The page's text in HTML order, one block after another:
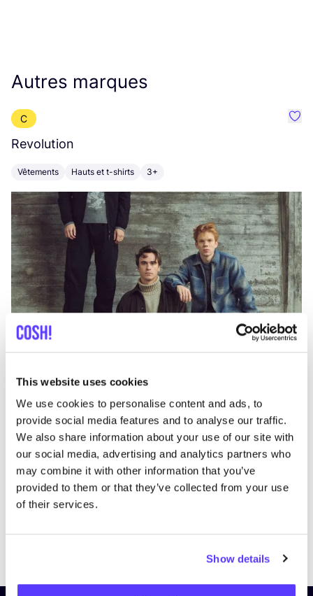
This website uses cookies
We use cookies to personalise content and ads, to
provide social media features and to analyse our traffic.
We also share information about your use of our site with
our social media, advertising and analytics partners who
may combine it with other information that you’ve
provided to them or that they’ve collected from your use
of their services.
Show details
Autres marques
C
Revolution
Vêtements Hauts et t-shirts 3+